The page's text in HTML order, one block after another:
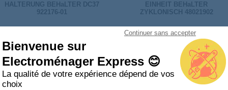
Continuer sans accepter
Bienvenue sur
Electroménager Express 😊
La qualité de votre expérience dépend de vos
choix
HALTERUNG BEHaLTER DC37
922176-01
EINHEIT BEHaLTER
ZYKLONISCH 48021902